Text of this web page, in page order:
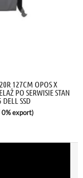
127CM OPOS X
PO SERWISIE STAN
SSD
export)